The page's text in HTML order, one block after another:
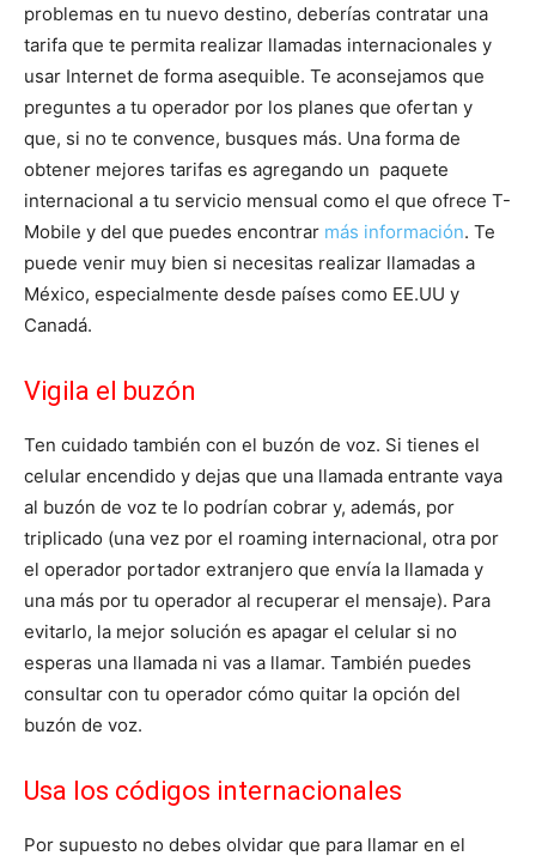
problemas en tu nuevo destino, deberías contratar una
tarifa que te permita realizar llamadas internacionales y
usar Internet de forma asequible. Te aconsejamos que
preguntes a tu operador por los planes que ofertan y
que, si no te convence, busques más. Una forma de
obtener mejores tarifas es agregando un paquete
internacional a tu servicio mensual como el que ofrece T-
Mobile y del que puedes encontrar más información. Te
puede venir muy bien si necesitas realizar llamadas a
México, especialmente desde países como EE.UU y
Canadá.
Vigila el buzón
Ten cuidado también con el buzón de voz. Si tienes el
celular encendido y dejas que una llamada entrante vaya
al buzón de voz te lo podrían cobrar y, además, por
triplicado (una vez por el roaming internacional, otra por
el operador portador extranjero que envía la llamada y
una más por tu operador al recuperar el mensaje). Para
evitarlo, la mejor solución es apagar el celular si no
esperas una llamada ni vas a llamar. También puedes
consultar con tu operador cómo quitar la opción del
buzón de voz.
Usa los códigos internacionales
Por supuesto no debes olvidar que para llamar en el